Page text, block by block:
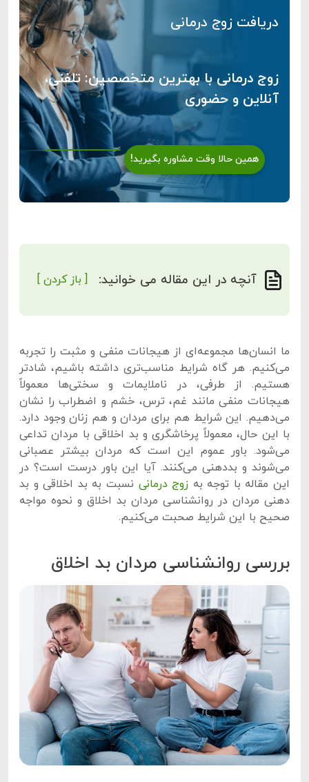
دریافت زوج درمانی
زوج درمانی با بهترین متخصصین: تلفنی،
آنلاین و حضوری
همین حالا وقت مشاوره بگیرید!
آنچه در این مقاله می خوانید: [ باز کردن ]
ما انسان‌ها مجموعه‌ای از هیجانات منفی و مثبت را تجربه
می‌کنیم. هر گاه شرایط مناسب‌تری داشته باشیم، شادتر
هستیم. از طرفی، در ناملایمات و سختی‌ها معمولاً
هیجانات منفی مانند غم، ترس، خشم و اضطراب را نشان
می‌دهیم. این شرایط هم برای مردان و هم زنان وجود دارد.
با این حال، معمولاً پرخاشگری و بد اخلاقی با مردان تداعی
می‌شود. باور عموم این است که مردان بیشتر عصبانی
می‌شوند و بددهنی می‌کنند. آیا این باور درست است؟ در
این مقاله با توجه به زوج درمانی نسبت به بد اخلاقی و بد
دهنی مردان در روانشناسی مردان بد اخلاق و نحوه مواجه
صحیح با این شرایط صحبت می‌کنیم.
بررسی روانشناسی مردان بد اخلاق